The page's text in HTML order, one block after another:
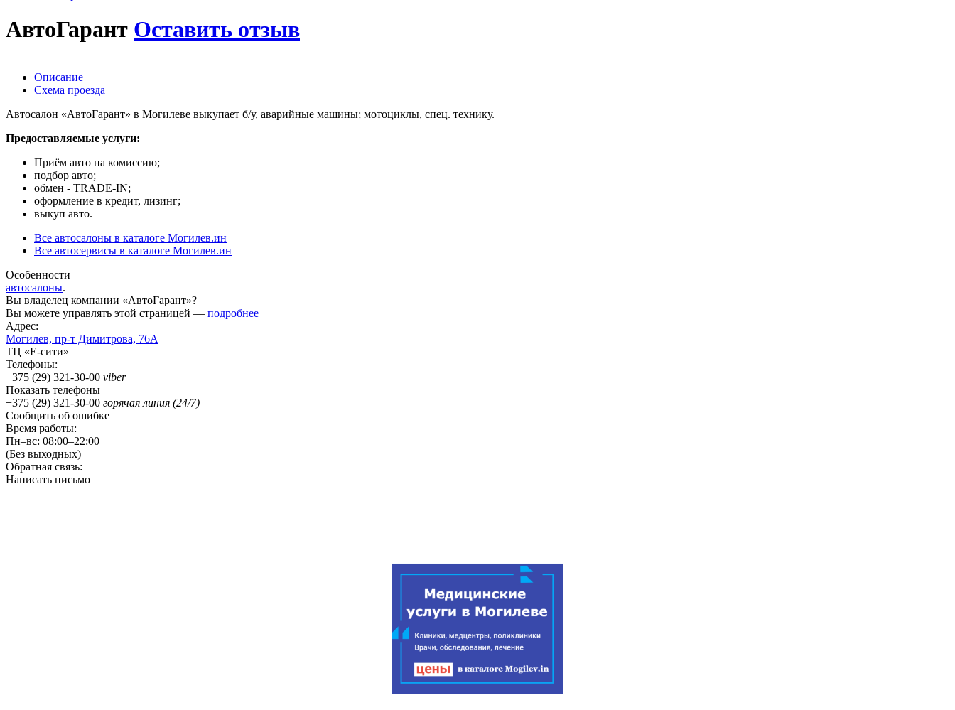
АвтоГарант Оставить отзыв
Описание
Схема проезда
Автосалон «АвтоГарант» в Могилеве выкупает б/у, аварийные машины; мотоциклы, спец. технику.
Предоставляемые услуги:
Приём авто на комиссию;
подбор авто;
обмен - TRADE-IN;
оформление в кредит, лизинг;
выкуп авто.
Все автосалоны в каталоге Могилев.ин
Все автосервисы в каталоге Могилев.ин
Особенности
автосалоны.
Вы владелец компании «АвтоГарант»?
Вы можете управлять этой страницей — подробнее
Адрес:
Могилев, пр-т Димитрова, 76А
ТЦ «Е-сити»
Телефоны:
+375 (29) 321-30-00 viber
Показать телефоны
+375 (29) 321-30-00 горячая линия (24/7)
Сообщить об ошибке
Время работы:
Пн–вс: 08:00–22:00
(Без выходных)
Обратная связь:
Написать письмо